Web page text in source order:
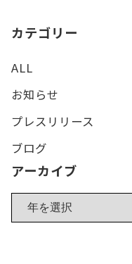
カテゴリー
ALL
お知らせ
プレスリリース
ブログ
アーカイブ